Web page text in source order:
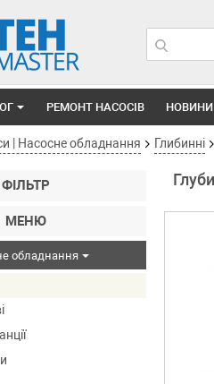
РЕМОНТ НАСОСІВ НОВИНИ
| Насосне обладнання Глибинні
ФІЛЬТР
МЕНЮ
обладнання